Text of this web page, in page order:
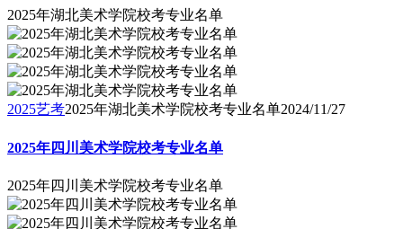
2025年湖北美术学院校考专业名单
2025艺考2025年湖北美术学院校考专业名单2024/11/27
2025年四川美术学院校考专业名单
2025年四川美术学院校考专业名单